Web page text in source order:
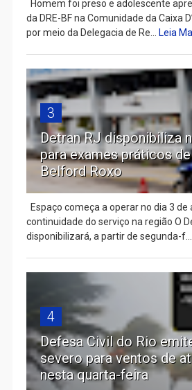
Homem foi preso e adolescente
da DRE-BF na Comunidade da Caixa
por meio da Delegacia de Re...
Leia
3
Detran RJ disponibiliza
para exames práticos
Belford Roxo
Espaço começa a operar no dia 3
continuidade do serviço na região O
disponibilizará, a partir de segunda-f...
4
Defesa Civil do Rio
severo para ventos de
nesta quarta-feira